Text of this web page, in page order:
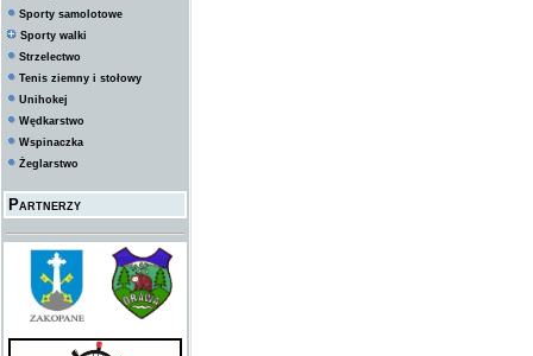
Sporty samolotowe
Sporty walki
Strzelectwo
Tenis ziemny i stołowy
Unihokej
Wędkarstwo
Wspinaczka
Żeglarstwo
Partnerzy